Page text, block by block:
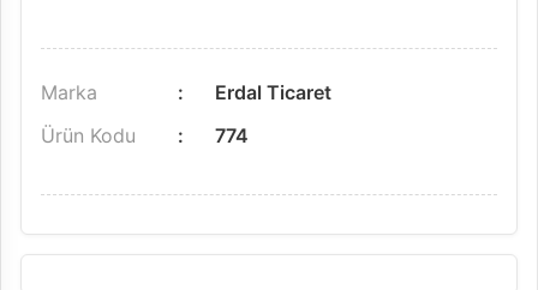
Marka
Erdal Ticaret
Ürün Kodu
774